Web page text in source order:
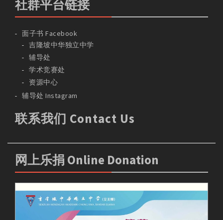
社群平台链接
面子书 Facebook
吉隆坡中华独立中学
辅导处
学术竞赛处
资源中心
辅导处 Instagram
联系我们 Contact Us
网上乐捐 Online Donation